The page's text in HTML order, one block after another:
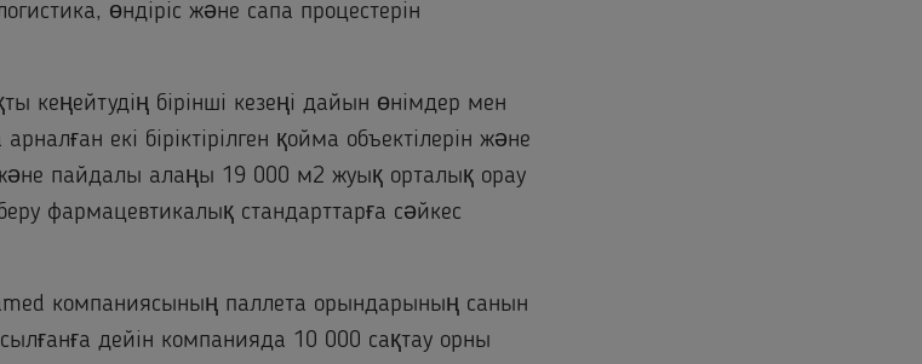
өндіріс және сапа процестерін
кеңейтудің бірінші кезеңі дайын өнімдер мен
екі біріктірілген қойма объектілерін және
пайдалы алаңы 19 000 м2 жуық орталық орау
фармацевтикалық стандарттарға сәйкес
компаниясының паллета орындарының санын
дейін компанияда 10 000 сақтау орны